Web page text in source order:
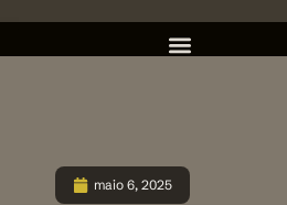
maio 6, 2025